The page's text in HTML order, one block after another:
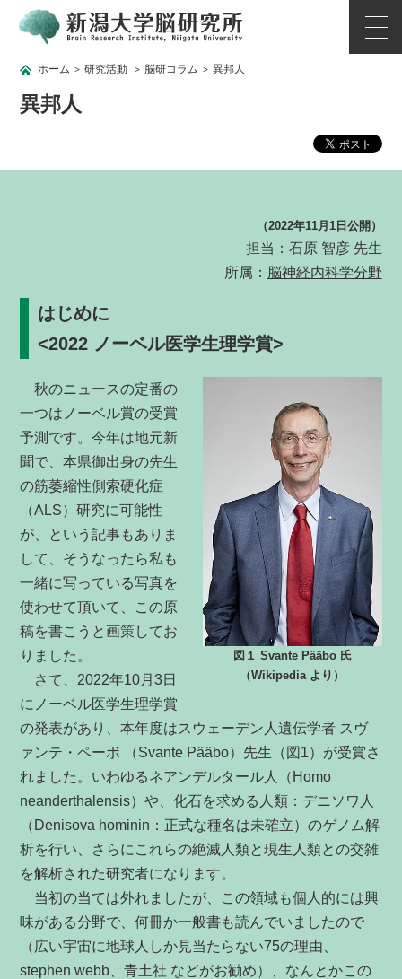
ホーム > 研究活動 > 脳研コラム > 異邦人
異邦人
（2022年11月1日公開）
担当：石原 智彦 先生
所属： 脳神経内科学分野
はじめに
<2022 ノーベル医学生理学賞>
図１ Svante Pääbo 氏
（Wikipedia より）
秋のニュースの定番の
一つはノーベル賞の受賞
予測です。今年は地元新
聞で、本県御出身の先生
の筋萎縮性側索硬化症
（ALS）研究に可能性
が、という記事もありま
して、そうなったら私も
一緒に写っている写真を
使わせて頂いて、この原
稿を書こうと画策してお
りました。
さて、2022年10月3日
にノーベル医学生理学賞
の発表があり、本年度はスウェーデン人遺伝学者 スヴ
ァンテ・ペーボ （Svante Pääbo）先生（図1）が受賞さ
れました。いわゆるネアンデルタール人（Homo
neanderthalensis）や、化石を求める人類：デニソワ人
（Denisova hominin：正式な種名は未確立）のゲノム解
析を行い、さらにこれらの絶滅人類と現生人類との交雑
を解析された研究者になります。
当初の当ては外れましたが、この領域も個人的には興
味がある分野で、何冊か一般書も読んでいましたので
（広い宇宙に地球人しか見当たらない75の理由、
stephen webb、青土社 などがお勧め）、なんとかこの